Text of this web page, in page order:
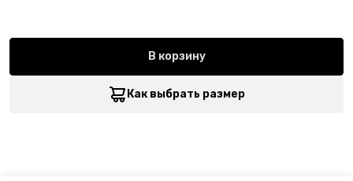
В корзину
Как выбрать размер